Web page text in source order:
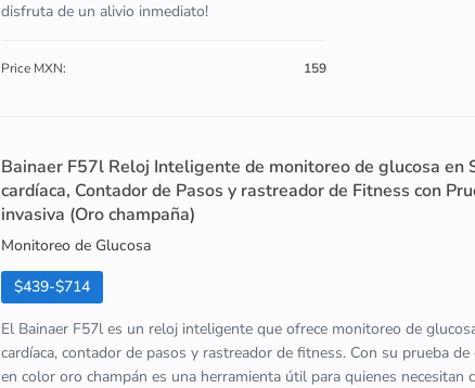
disfruta de un alivio inmediato!
Price MXN: 159
Bainaer F57l Reloj Inteligente de monitoreo de glucosa en
cardíaca, Contador de Pasos y rastreador de Fitness con
invasiva (Oro champaña)
Monitoreo de Glucosa
$439-$714
El Bainaer F57l es un reloj inteligente que ofrece monitoreo de
cardíaca, contador de pasos y rastreador de fitness. Con su prueba
en color oro champán es una herramienta útil para quienes